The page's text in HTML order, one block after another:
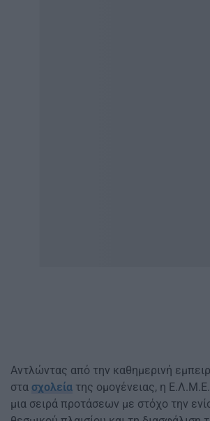
Αντλώντας από την καθημερινή
στα σχολεία της ομογένειας, η
μια σειρά προτάσεων με στόχο την